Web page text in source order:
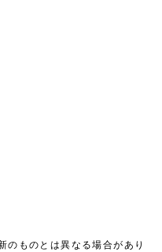
のものとは異なる場合があり